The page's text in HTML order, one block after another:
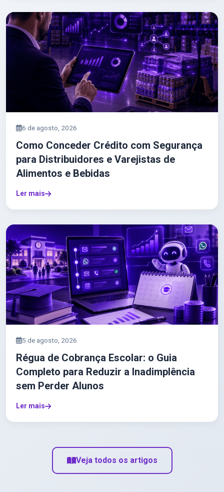
6 de agosto, 2026
Como Conceder Crédito com Segurança
para Distribuidores e Varejistas de
Alimentos e Bebidas
Ler mais
5 de agosto, 2026
Régua de Cobrança Escolar: o Guia
Completo para Reduzir a Inadimplência
sem Perder Alunos
Ler mais
Veja todos os artigos